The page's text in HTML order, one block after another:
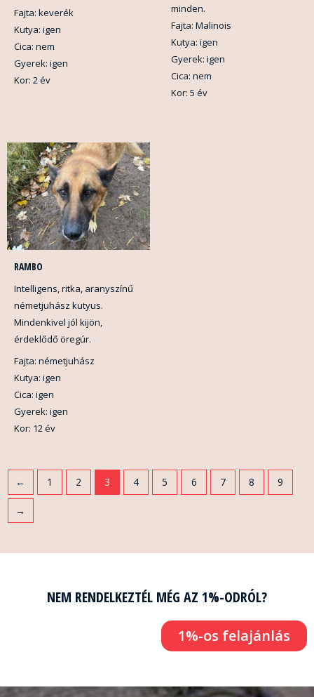
Fajta: keverék
Kutya: igen
Cica: nem
Gyerek: igen
Kor: 2 év
minden.
Fajta: Malinois
Kutya: igen
Gyerek: igen
Cica: nem
Kor: 5 év
RAMBO
Intelligens, ritka, aranyszínű
németjuhász kutyus.
Mindenkivel jól kijön,
érdeklődő öregúr.
Fajta: németjuhász
Kutya: igen
Cica: igen
Gyerek: igen
Kor: 12 év
← 1 2 3 4 5 6 7 8 9
→
NEM RENDELKEZTÉL MÉG AZ 1%-ODRÓL?
1%-os felajánlás